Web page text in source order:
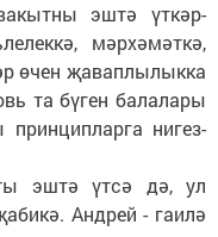
эштә үт­кәр­
мәрхә­мәт­кә,
өчен җаваплылыкка
та бүген балалары
нигез­
эштә үтсә дә, ул
Андрей - гаилә